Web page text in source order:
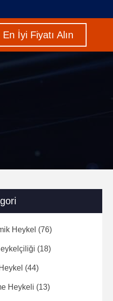
En İyi Fiyatı Alın
Heykel (76)
(18)
(44)
Heykeli (13)